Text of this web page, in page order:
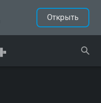
Открыть